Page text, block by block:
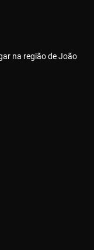
na região de João